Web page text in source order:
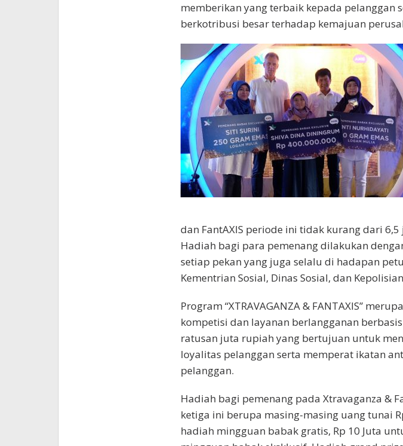
memberikan yang terbaik kepada pelanggan
berkotribusi besar terhadap kemajuan
dan FantAXIS periode ini tidak kurang dari 6,5
Hadiah bagi para pemenang dilakukan
setiap pekan yang juga selalu di hadapan
Kementrian Sosial, Dinas Sosial, dan
Program “XTRAVAGANZA & FANTAXIS”
kompetisi dan layanan berlangganan
ratusan juta rupiah yang bertujuan untuk
loyalitas pelanggan serta memperat ikatan
pelanggan.
Hadiah bagi pemenang pada Xtravaganza &
ketiga ini berupa masing-masing uang tunai
hadiah mingguan babak gratis, Rp 10 Juta